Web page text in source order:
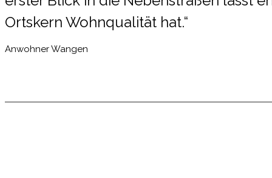
Ortskern Wohnqualität hat.“
Anwohner Wangen